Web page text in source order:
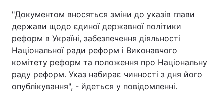
"Документом вносяться зміни до указів глави
держави щодо єдиної державної політики
реформ в Україні, забезпечення діяльності
Національної ради реформ і Виконавчого
комітету реформ та положення про Національну
раду реформ. Указ набирає чинності з дня його
опублікування", - йдеться у повідомленні.